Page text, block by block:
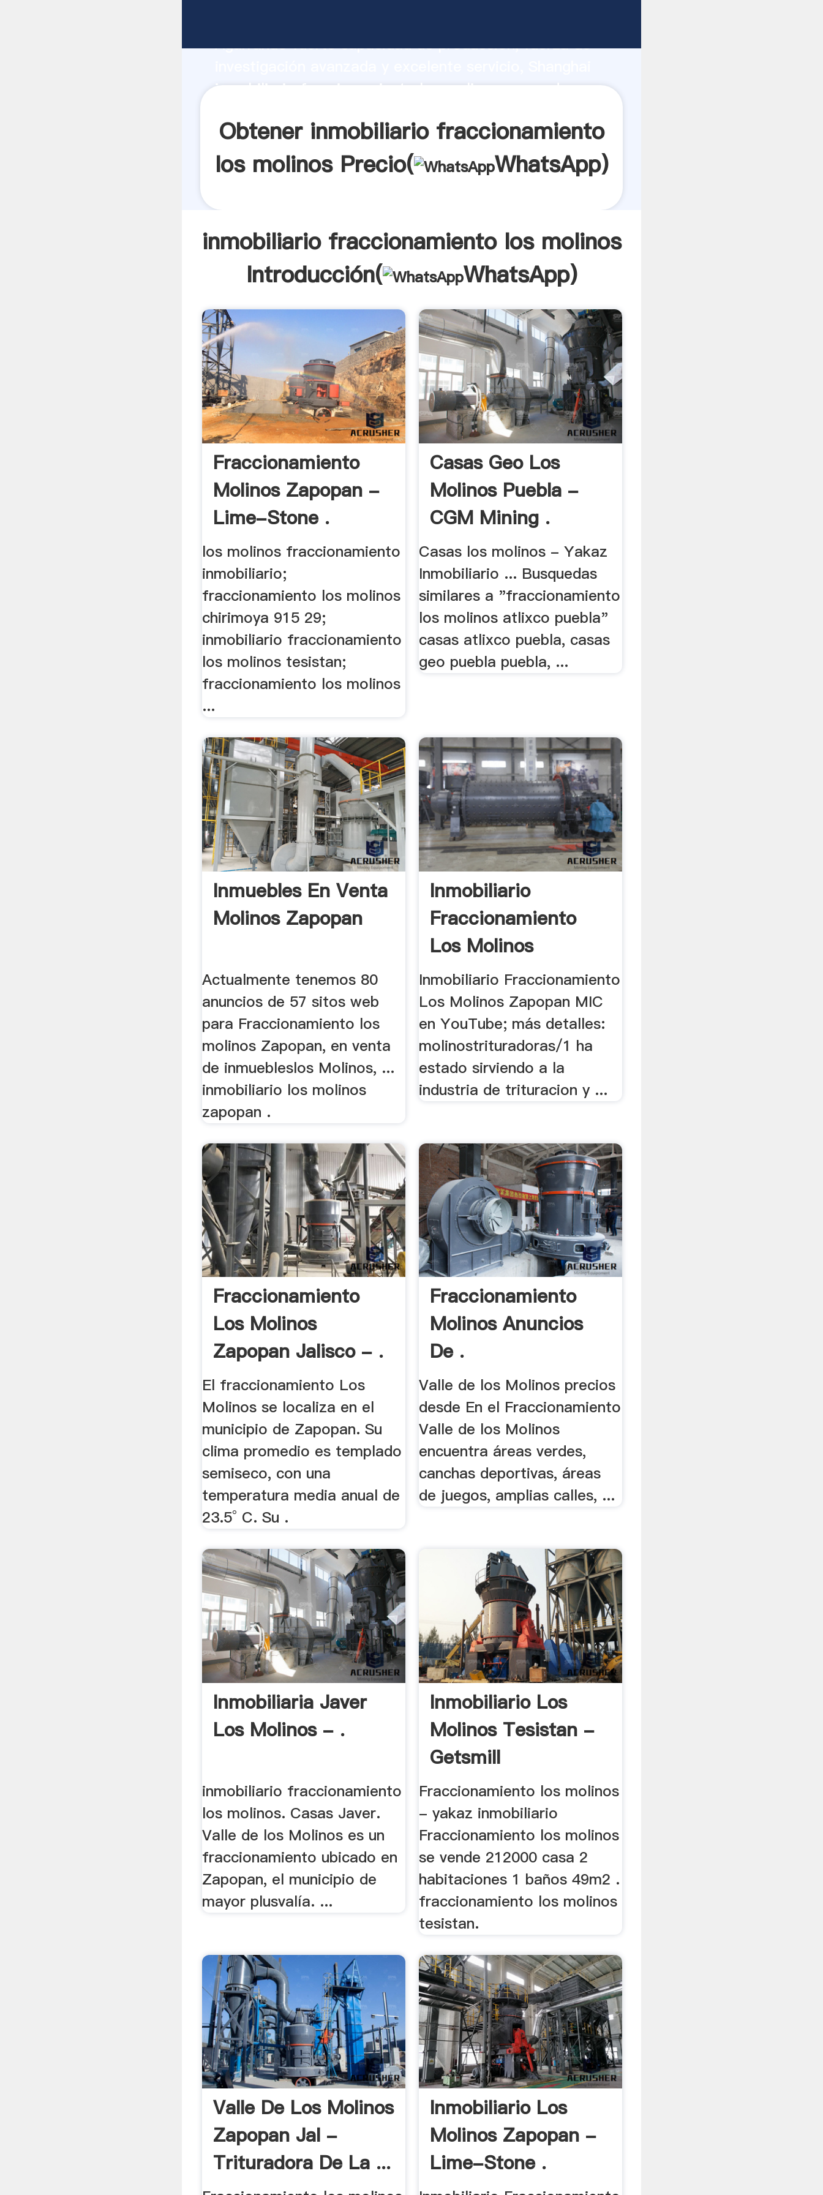
Agarrando fuerte capacidad de producción, fuerza de
inmobiliario fraccionamiento los molinos proveedor
Obtener inmobiliario fraccionamiento
los molinos Precio(
WhatsApp)
inmobiliario fraccionamiento los molinos
Introducción(
WhatsApp)
Fraccionamiento
Molinos Zapopan -
Lime-Stone .
los molinos fraccionamiento
inmobiliario;
fraccionamiento los molinos
chirimoya 915 29;
inmobiliario fraccionamiento
los molinos tesistan;
fraccionamiento los molinos
...
Casas Geo Los
Molinos Puebla -
CGM Mining .
Casas los molinos - Yakaz
Inmobiliario ... Busquedas
similares a "fraccionamiento
los molinos atlixco puebla"
casas atlixco puebla, casas
geo puebla puebla, ...
Inmuebles En Venta
Molinos Zapopan
Actualmente tenemos 80
anuncios de 57 sitos web
para Fraccionamiento los
molinos Zapopan, en venta
de inmuebleslos Molinos, ...
inmobiliario los molinos
zapopan .
Inmobiliario
Fraccionamiento
Los Molinos
Zapopan
Inmobiliario Fraccionamiento
Los Molinos Zapopan MIC
en YouTube; más detalles:
molinostrituradoras/1 ha
estado sirviendo a la
industria de trituracion y ...
Fraccionamiento
Los Molinos
Zapopan Jalisco - .
El fraccionamiento Los
Molinos se localiza en el
municipio de Zapopan. Su
clima promedio es templado
semiseco, con una
temperatura media anual de
23.5° C. Su .
Fraccionamiento
Molinos Anuncios
De .
Valle de los Molinos precios
desde En el Fraccionamiento
Valle de los Molinos
encuentra áreas verdes,
canchas deportivas, áreas
de juegos, amplias calles, ...
Inmobiliaria Javer
Los Molinos - .
inmobiliario fraccionamiento
los molinos. Casas Javer.
Valle de los Molinos es un
fraccionamiento ubicado en
Zapopan, el municipio de
mayor plusvalía. ...
Inmobiliario Los
Molinos Tesistan -
Getsmill
Fraccionamiento los molinos
- yakaz inmobiliario
Fraccionamiento los molinos
se vende 212000 casa 2
habitaciones 1 baños 49m2 .
fraccionamiento los molinos
tesistan.
Valle De Los Molinos
Zapopan Jal -
Trituradora De La ...
Inmobiliario Los
Molinos Zapopan -
Lime-Stone .